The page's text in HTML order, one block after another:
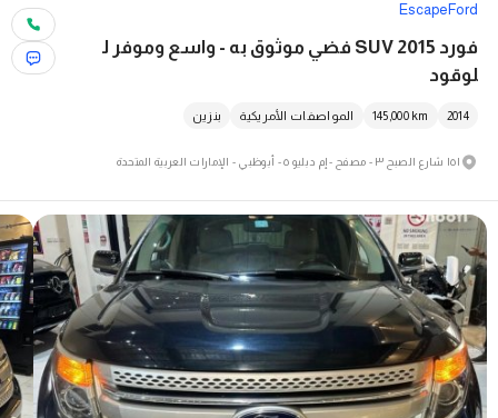
Ford
Escape
فورد SUV 2015 فضي موثوق به - واسع وموفر ل
لوقود
2014
145,000 km المواصفات الأمريكية بنزين
١٥١ شارع الصبح ٣ - مصفح - إم دبليو ٥ - أبوظبي - الإمارات العربية المتحدة